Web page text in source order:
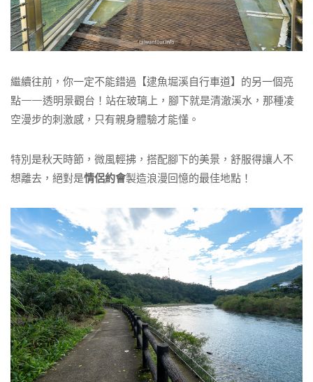
繼續往前，你一定不能錯過【逮魚堀溪自行車道】的另一個亮
點——透明景觀台！站在玻璃上，腳下就是清澈溪水，那種凌
空漫步的刺激感，只有親身體驗才能懂。
特別是秋天時節，微風輕拂，搭配腳下的美景，舒服得讓人不
想離去，絕對是情侶約會製造浪漫回憶的最佳地點！